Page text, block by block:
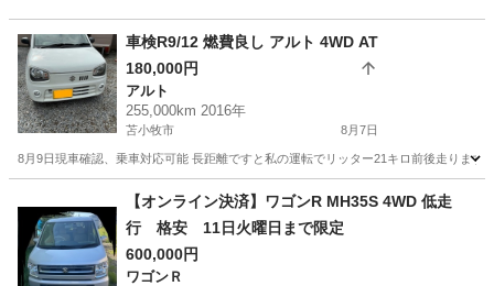
車検R9/12 燃費良し アルト 4WD AT
180,000円
アルト
255,000km 2016年
苫小牧市 8月7日
8月9日現車確認、乗車対応可能 長距離ですと私の運転でリッター21キロ前後走りま
苫小牧市 アルト エンジン
【オンライン決済】ワゴンR MH35S 4WD 低走
行 格安 11日火曜日まで限定
600,000円
ワゴンＲ